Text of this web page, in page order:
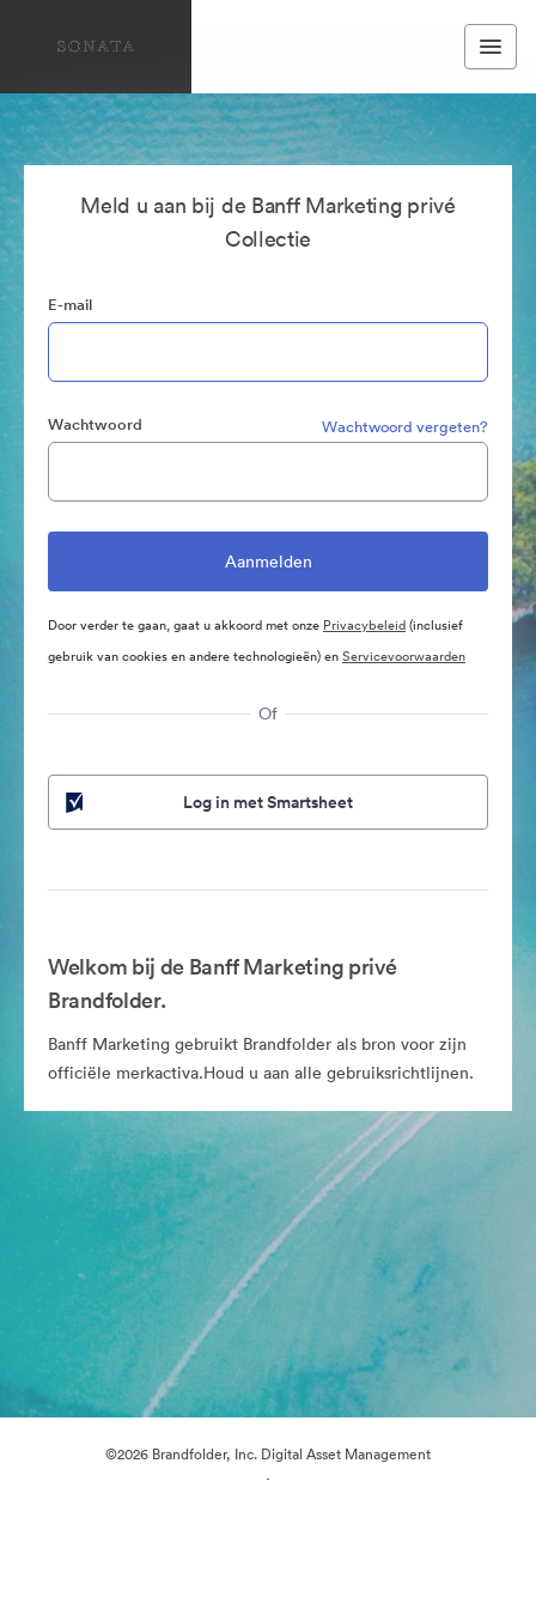
Meld u aan bij de Banff Marketing privé
Collectie
E-mail
Wachtwoord Wachtwoord vergeten?
Door verder te gaan, gaat u akkoord met onze Privacybeleid(inclusief
gebruik van cookies en andere technologieën) enServicevoorwaarden
Of
Log in met Smartsheet
Welkom bij de Banff Marketing privé
Brandfolder.
Banff Marketing gebruikt Brandfolder als bron voor zijn
officiële merkactiva.Houd u aan alle gebruiksrichtlijnen.
©2026 Brandfolder, Inc. Digital Asset Management
·